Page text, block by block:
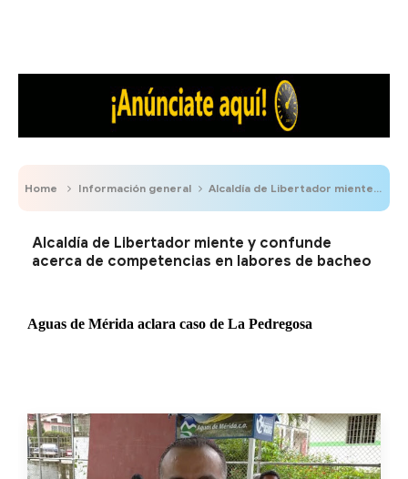
Home Información general Alcaldía de Libertador miente y confunde acerca de competencias en labores de bacheo
Alcaldía de Libertador miente y confunde
acerca de competencias en labores de bacheo
Aguas de Mérida aclara caso de La Pedregosa